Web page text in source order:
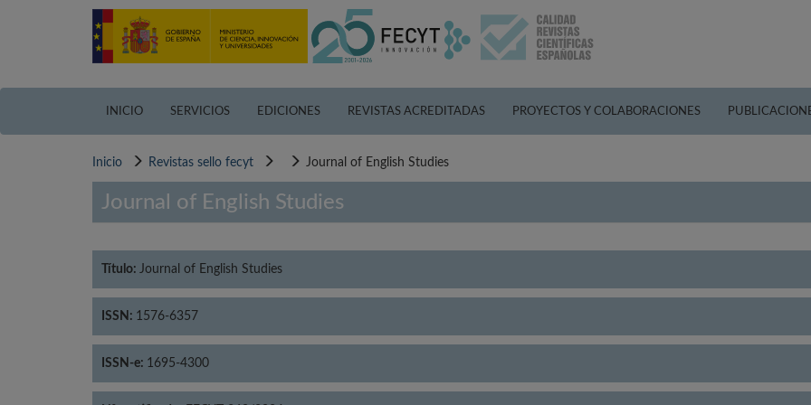
INICIO SERVICIOS EDICIONES REVISTAS ACREDITADAS PROYECTOS Y COLABORACIONES
Inicio Revistas sello fecyt Journal of English Studies
Journal of English Studies
Título: Journal of English Studies
ISSN: 1576-6357
ISSN-e: 1695-4300